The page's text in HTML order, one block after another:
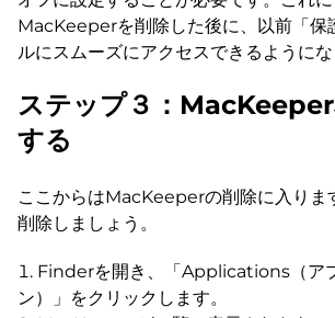
MacKeeperを削除した後に、以前「保
ルにスムーズにアクセスできるようにな
ステップ３：
する
ここからはMacKeeperの削除に入りま
削除しましょう。
Finderを開き、「Applications（ア
ン）」をクリックします。